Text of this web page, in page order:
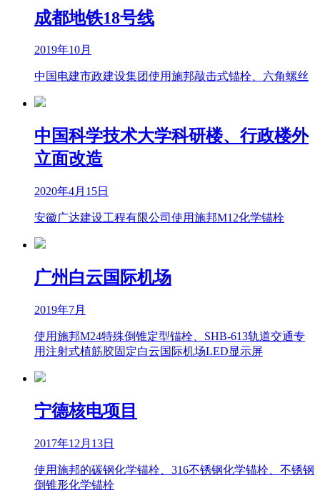
成都地铁18号线
2019年10月
中国电建市政建设集团使用施邦敲击式锚栓、六角螺丝
中国科学技术大学科研楼、行政楼外
立面改造
2020年4月15日
安徽广达建设工程有限公司使用施邦M12化学锚栓
广州白云国际机场
2019年7月
使用施邦M24特殊倒锥定型锚栓、SHB-613轨道交通专
用注射式植筋胶固定白云国际机场LED显示屏
宁德核电项目
2017年12月13日
使用施邦的碳钢化学锚栓、316不锈钢化学锚栓、不锈钢
倒锥形化学锚栓